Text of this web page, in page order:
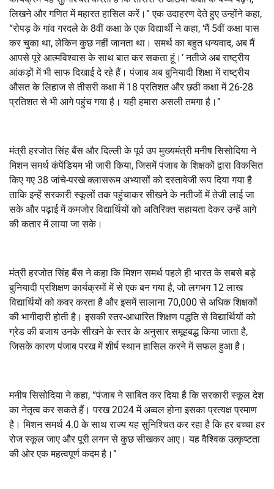
लिखने और गणित में महारत हासिल करें।” एक उदाहरण देते हुए उन्होंने कहा,
“रोपड़ के गांव गरदले के 8वीं कक्षा के एक विद्यार्थी ने कहा, ‘मैं 5वीं कक्षा पास
कर चुका था, लेकिन कुछ नहीं जानता था। समर्थ का बहुत धन्यवाद, अब मैं
आपसे पूरे आत्मविश्वास के साथ बात कर सकता हूं।’ नतीजे अब राष्ट्रीय
आंकड़ों में भी साफ दिखाई दे रहे हैं। पंजाब अब बुनियादी शिक्षा में राष्ट्रीय
औसत के लिहाज से तीसरी कक्षा में 18 प्रतिशत और छठी कक्षा में 26-28
प्रतिशत से भी आगे पहुंच गया है। यही हमारा असली तमगा है।”
मंत्री हरजोत सिंह बैंस और दिल्ली के पूर्व उप मुख्यमंत्री मनीष सिसोदिया ने
मिशन समर्थ कंपेंडियम भी जारी किया, जिसमें पंजाब के शिक्षकों द्वारा विकसित
किए गए 38 जांचे-परखे क्लासरूम अभ्यासों को दस्तावेजी रूप दिया गया है
ताकि इन्हें सरकारी स्कूलों तक पहुंचाकर सीखने के नतीजों में तेजी लाई जा
सके और पढ़ाई में कमजोर विद्यार्थियों को अतिरिक्त सहायता देकर उन्हें आगे
की कतार में लाया जा सके।
मंत्री हरजोत सिंह बैंस ने कहा कि मिशन समर्थ पहले ही भारत के सबसे बड़े
बुनियादी प्रशिक्षण कार्यक्रमों में से एक बन गया है, जो लगभग 12 लाख
विद्यार्थियों को कवर करता है और इसमें सालाना 70,000 से अधिक शिक्षकों
की भागीदारी होती है। इसकी स्तर-आधारित शिक्षण पद्धति से विद्यार्थियों को
ग्रेड की बजाय उनके सीखने के स्तर के अनुसार समूहबद्ध किया जाता है,
जिसके कारण पंजाब परख में शीर्ष स्थान हासिल करने में सफल हुआ है।
मनीष सिसोदिया ने कहा, “पंजाब ने साबित कर दिया है कि सरकारी स्कूल देश
का नेतृत्व कर सकते हैं। परख 2024 में अव्वल होना इसका प्रत्यक्ष प्रमाण
है। मिशन समर्थ 4.0 के साथ राज्य यह सुनिश्चित कर रहा है कि हर बच्चा हर
रोज स्कूल जाए और पूरी लगन से कुछ सीखकर आए। यह वैश्विक उत्कृष्टता
की ओर एक महत्वपूर्ण कदम है।”